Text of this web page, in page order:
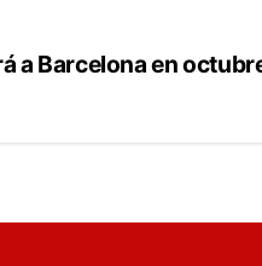
a Barcelona en